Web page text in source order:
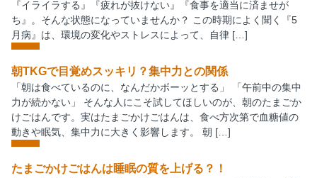
『イライラする』『疲れが抜けない』『食事を適当に済ませが
ち』。そんな状態になっていませんか？ この時期によく聞く『5
月病』は、環境の変化やストレスによって、自律 […]
朝TKGで目覚めスッキリ？集中力との関係
「朝は食べているのに、なんだかボーッとする」 「午前中の集中
力が続かない」 そんな人にこそ試してほしいのが、朝のたまごか
けごはんです。実はたまごかけごはんは、食べ方次第で血糖値の
動きや眠気、集中力に大きく影響します。 朝 […]
たまごかけごはんは睡眠の質を上げる？！